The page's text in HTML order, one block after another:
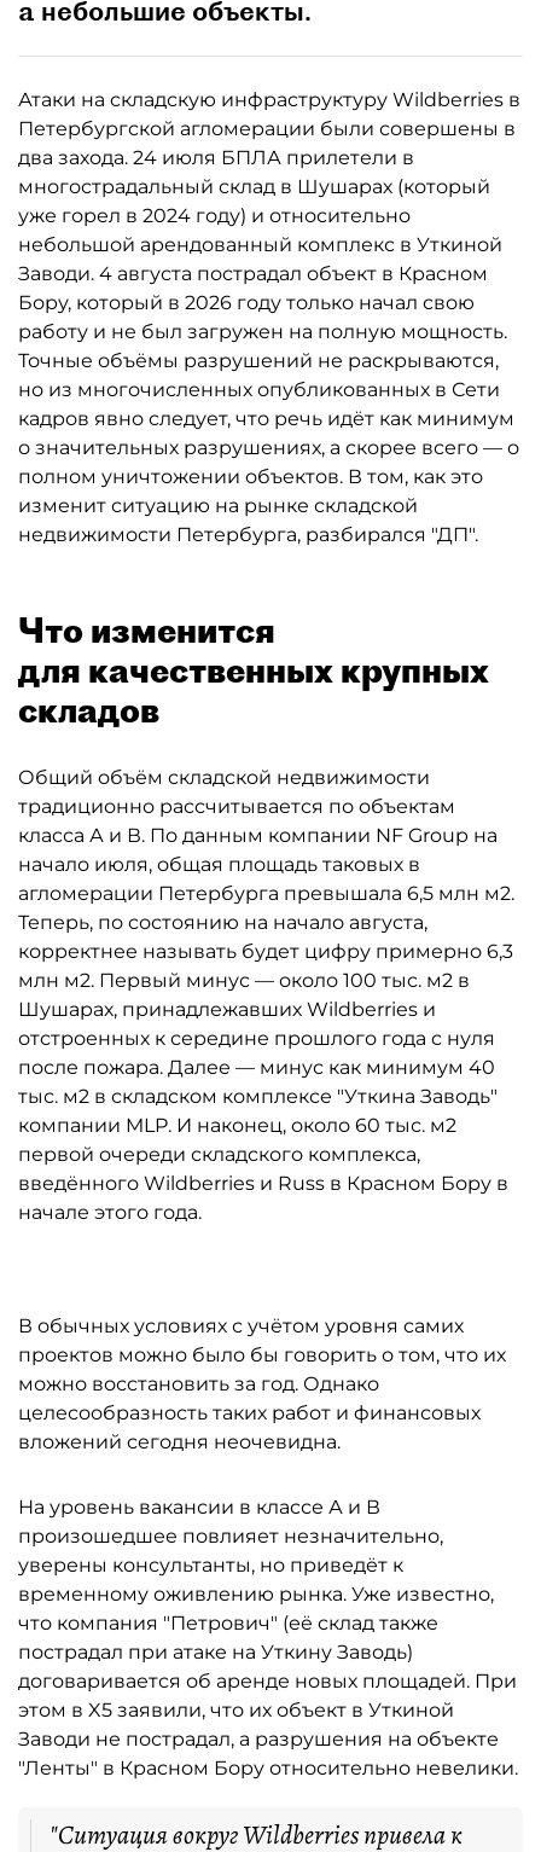
а небольшие объекты.
Атаки на складскую инфраструктуру Wildberries в
Петербургской агломерации были совершены в
два захода. 24 июля БПЛА прилетели в
многострадальный склад в Шушарах (который
уже горел в 2024 году) и относительно
небольшой арендованный комплекс в Уткиной
Заводи. 4 августа пострадал объект в Красном
Бору, который в 2026 году только начал свою
работу и не был загружен на полную мощность.
Точные объёмы разрушений не раскрываются,
но из многочисленных опубликованных в Сети
кадров явно следует, что речь идёт как минимум
о значительных разрушениях, а скорее всего — о
полном уничтожении объектов. В том, как это
изменит ситуацию на рынке складской
недвижимости Петербурга, разбирался "ДП".
Что изменится
для качественных крупных
складов
Общий объём складской недвижимости
традиционно рассчитывается по объектам
класса А и В. По данным компании NF Group на
начало июля, общая площадь таковых в
агломерации Петербурга превышала 6,5 млн м2.
Теперь, по состоянию на начало августа,
корректнее называть будет цифру примерно 6,3
млн м2. Первый минус — около 100 тыс. м2 в
Шушарах, принадлежавших Wildberries и
отстроенных к середине прошлого года с нуля
после пожара. Далее — минус как минимум 40
тыс. м2 в складском комплексе "Уткина Заводь"
компании MLP. И наконец, около 60 тыс. м2
первой очереди складского комплекса,
введённого Wildberries и Russ в Красном Бору в
начале этого года.
В обычных условиях с учётом уровня самих
проектов можно было бы говорить о том, что их
можно восстановить за год. Однако
целесообразность таких работ и финансовых
вложений сегодня неочевидна.
На уровень вакансии в классе А и В
произошедшее повлияет незначительно,
уверены консультанты, но приведёт к
временному оживлению рынка. Уже известно,
что компания "Петрович" (её склад также
пострадал при атаке на Уткину Заводь)
договаривается об аренде новых площадей. При
этом в X5 заявили, что их объект в Уткиной
Заводи не пострадал, а разрушения на объекте
"Ленты" в Красном Бору относительно невелики.
"Ситуация вокруг Wildberries привела к